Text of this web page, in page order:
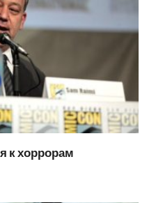
к хоррорам